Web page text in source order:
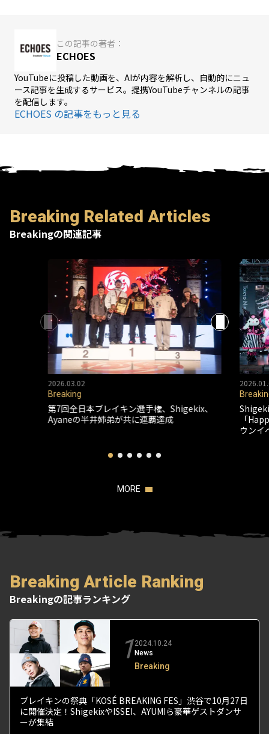
この記事の著者：
ECHOES
YouTubeに投稿した動画を、AIが内容を解析し、自動的にニュ
ース記事を生成するサービス。提携YouTubeチャンネルの記事
を配信します。
ECHOES の記事をもっと見る
Breaking Related Articles
Breakingの関連記事
2026.03.02
Breaking
第7回全日本ブレイキン選手権、Shigekix、
Ayaneの半井姉弟が共に連覇達成
「
ウンイ
MORE
Breaking Article Ranking
Breakingの記事ランキング
12024.10.24
News
Breaking
ブレイキンの祭典「KOSÉ BREAKING FES」渋谷で10月27日
に開催決定！ShigekixやISSEI、AYUMIら豪華ゲストダンサ
ーが集結